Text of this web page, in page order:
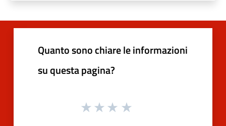
Quanto sono chiare le informazioni
su questa pagina?